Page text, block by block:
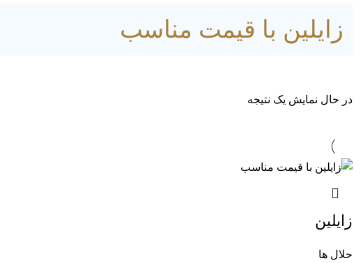
زایلین با قیمت مناسب
در حال نمایش یک نتیجه
زایلین
حلال ها